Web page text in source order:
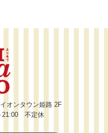
オンタウン姫路 2F
21:00 不定休